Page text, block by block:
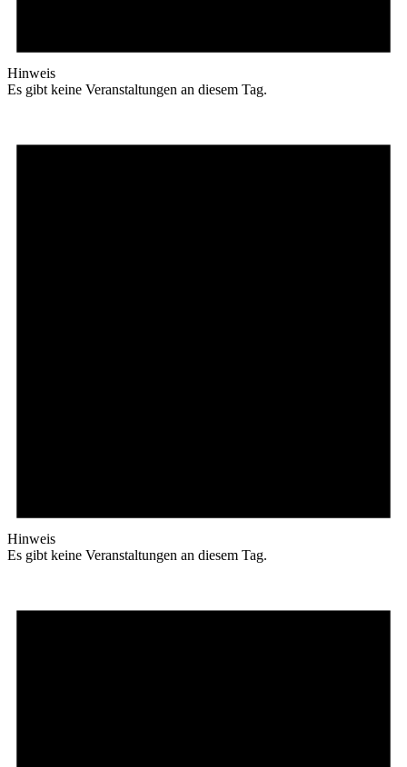
Hinweis
Es gibt keine Veranstaltungen an diesem Tag.
Hinweis
Es gibt keine Veranstaltungen an diesem Tag.